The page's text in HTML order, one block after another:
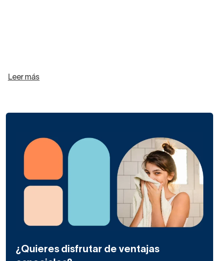
Leer más
¿Quieres disfrutar de ventajas